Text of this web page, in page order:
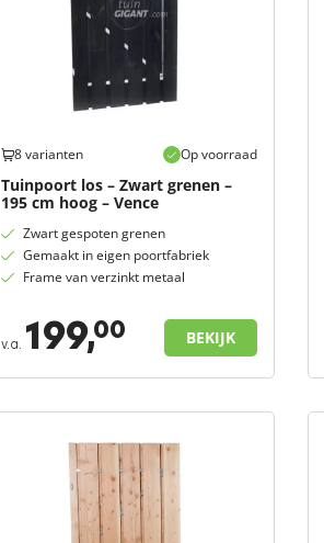
8 varianten Op voorraad
Tuinpoort los – Zwart grenen –
195 cm hoog – Vence
Zwart gespoten grenen
Gemaakt in eigen poortfabriek
Frame van verzinkt metaal
v.a. 199,00 BEKIJK